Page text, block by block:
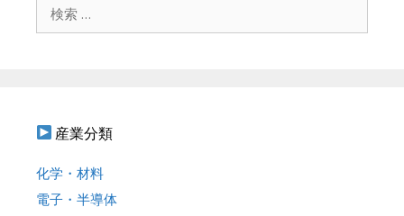
産業分類
化学・材料
電子・半導体